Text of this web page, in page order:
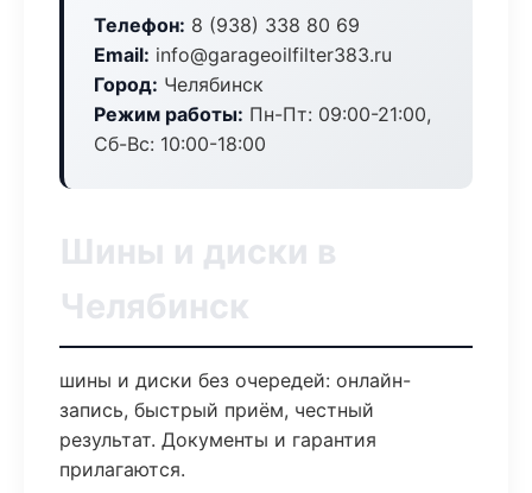
Телефон: 8 (938) 338 80 69
Email: info@garageoilfilter383.ru
Город: Челябинск
Режим работы: Пн-Пт: 09:00-21:00,
Сб-Вс: 10:00-18:00
Шины и диски в
Челябинск
шины и диски без очередей: онлайн-
запись, быстрый приём, честный
результат. Документы и гарантия
прилагаются.